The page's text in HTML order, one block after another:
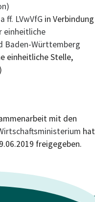
ff. LVwVfG in Verbindung
einheitliche
Baden-Württemberg
einheitliche Stelle,
mit den
hat
freigegeben.